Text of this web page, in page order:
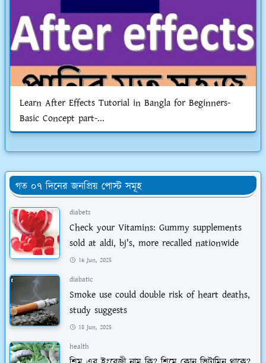
Learn After Effects Tutorial in Bangla for Beginners-
Basic Concept part-...
গত ০৭ দিনের জনপ্রিয় পোস্ট সমূহ
diabets
Check your Vitamins: Gummy supplements
sold at aldi, bj's, more recalled nationwide
16 Jun, 2025
diabatic
Smoke use could double risk of heart deaths,
study suggests
18 Jun, 2025
health